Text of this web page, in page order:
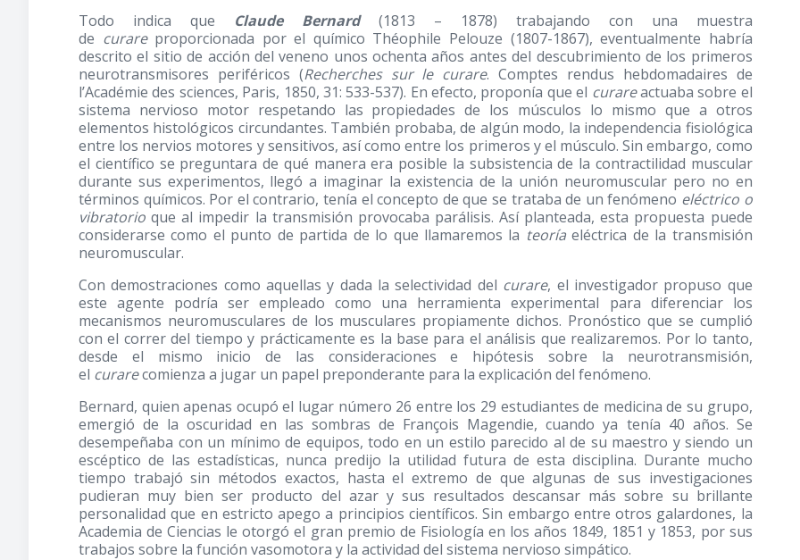
Todo indica que Claude Bernard (1813 – 1878) trabajando con una muestra
de curareproporcionada por el químico Théophile Pelouze (1807-1867), eventualmente habría
descrito el sitio de acción del veneno unos ochenta años antes del descubrimiento de los primeros
neurotransmisores periféricos (Recherches sur le curare. Comptes rendus hebdomadaires de
l’Académie des sciences, Paris, 1850, 31: 533-537). En efecto, proponía que el curareactuaba sobre el
sistema nervioso motor respetando las propiedades de los músculos lo mismo que a otros
elementos histológicos circundantes. También probaba, de algún modo, la independencia fisiológica
entre los nervios motores y sensitivos, así como entre los primeros y el músculo. Sin embargo, como
el científico se preguntara de qué manera era posible la subsistencia de la contractilidad muscular
durante sus experimentos, llegó a imaginar la existencia de la unión neuromuscular pero no en
términos químicos. Por el contrario, tenía el concepto de que se trataba de un fenómeno eléctrico o
vibratorio que al impedir la transmisión provocaba parálisis. Así planteada, esta propuesta puede
considerarse como el punto de partida de lo que llamaremos la teoríaeléctrica de la transmisión
neuromuscular.
Con demostraciones como aquellas y dada la selectividad del curare, el investigador propuso que
este agente podría ser empleado como una herramienta experimental para diferenciar los
mecanismos neuromusculares de los musculares propiamente dichos. Pronóstico que se cumplió
con el correr del tiempo y prácticamente es la base para el análisis que realizaremos. Por lo tanto,
desde el mismo inicio de las consideraciones e hipótesis sobre la neurotransmisión,
el curarecomienza a jugar un papel preponderante para la explicación del fenómeno.
Bernard, quien apenas ocupó el lugar número 26 entre los 29 estudiantes de medicina de su grupo,
emergió de la oscuridad en las sombras de François Magendie, cuando ya tenía 40 años. Se
desempeñaba con un mínimo de equipos, todo en un estilo parecido al de su maestro y siendo un
escéptico de las estadísticas, nunca predijo la utilidad futura de esta disciplina. Durante mucho
tiempo trabajó sin métodos exactos, hasta el extremo de que algunas de sus investigaciones
pudieran muy bien ser producto del azar y sus resultados descansar más sobre su brillante
personalidad que en estricto apego a principios científicos. Sin embargo entre otros galardones, la
Academia de Ciencias le otorgó el gran premio de Fisiología en los años 1849, 1851 y 1853, por sus
trabajos sobre la función vasomotora y la actividad del sistema nervioso simpático.